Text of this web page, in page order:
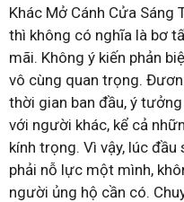
Khác Mở Cánh Cửa Sáng
thì không có nghĩa là bơ
mãi. Không ý kiến phản
vô cùng quan trọng.
thời gian ban đầu, ý
với người khác, kể cả
kính trọng. Vì vậy, lúc
phải nỗ lực một mình,
người ủng hộ cần có.